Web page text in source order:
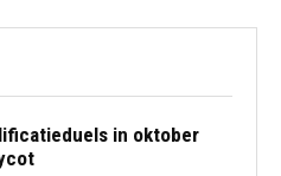
in oktober